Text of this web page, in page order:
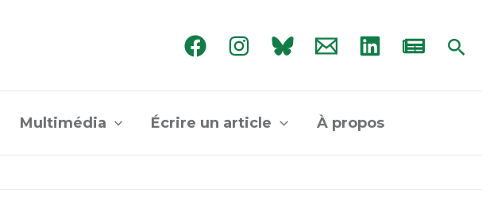
Multimédia Écrire un article À propos